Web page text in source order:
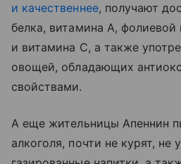
и качественнее, получают
белка, витамина А, фолиевой
и витамина С, а также
овощей, обладающих
свойствами.
А еще жительницы Апеннин
алкоголя, почти не курят, не